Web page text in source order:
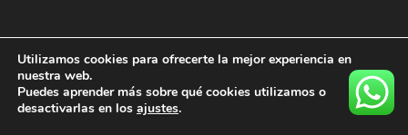
Utilizamos cookies para ofrecerte la mejor experiencia en
nuestra web.
Puedes aprender más sobre qué cookies utilizamos o
desactivarlas en los ajustes.